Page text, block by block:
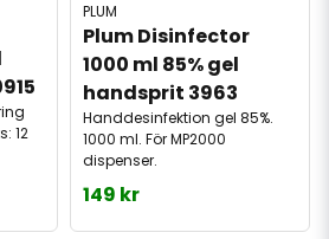
12
PLUM
Plum Disinfector
1000 ml 85% gel
handsprit 3963
Handdesinfektion gel 85%.
1000 ml. För MP2000
dispenser.
149 kr